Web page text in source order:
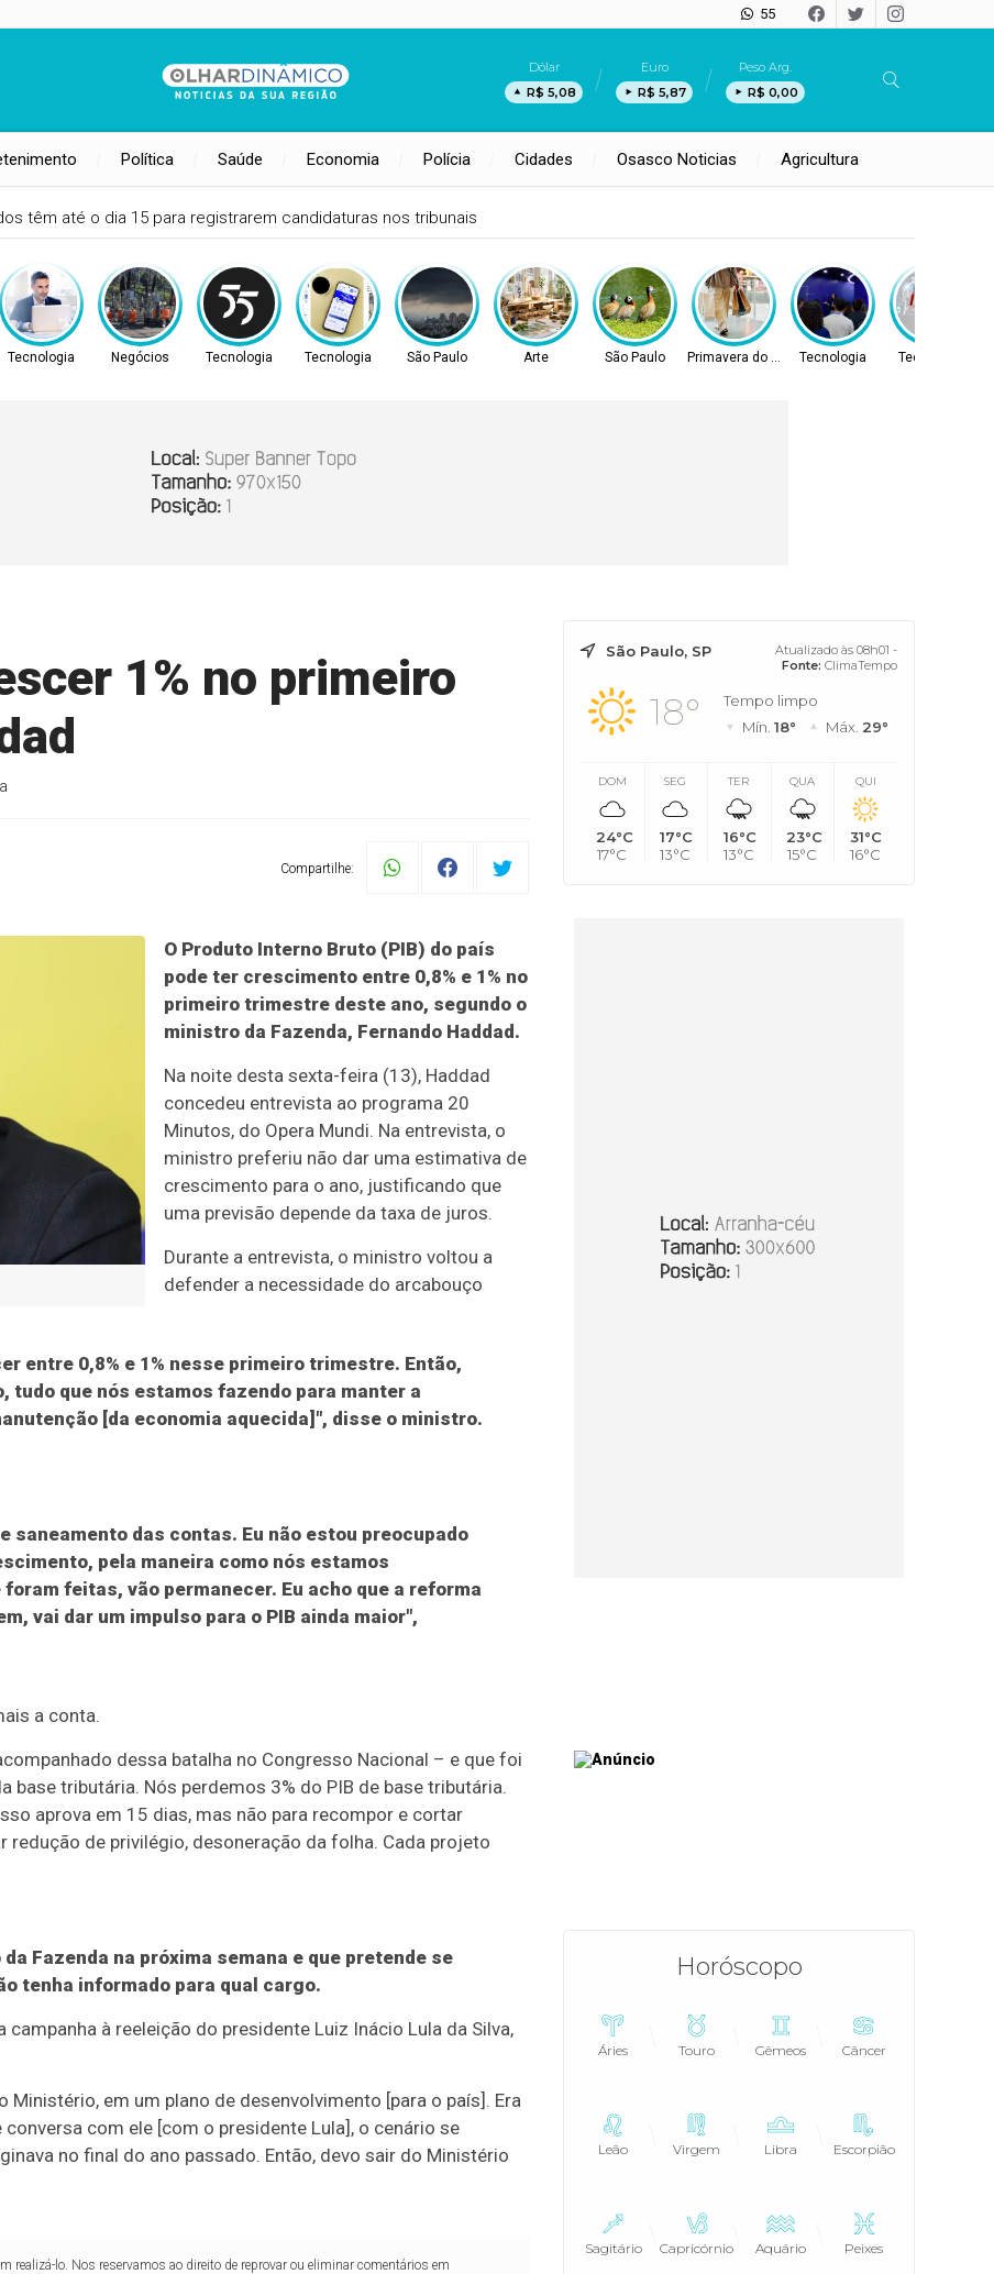
55
Dólar
R$ 5,08
Euro
R$ 5,87
Peso Arg.
R$ 0,00
Política Saúde Economia Polícia Cidades Osasco Noticias Agricultura
na Escola à Comunidade do Baixão nesta segunda, 10
Tecnologia Negócios Tecnologia Tecnologia São Paulo Arte São Paulo Primavera do LesteTecnologia Tecnologia
1% no primeiro
Compartilhe:
O Produto Interno Bruto (PIB) do país
pode ter crescimento entre 0,8% e 1% no
primeiro trimestre deste ano, segundo o
ministro da Fazenda, Fernando Haddad.
entre 0,8% e 1% nesse primeiro trimestre. Então,
tudo que nós estamos fazendo para manter a
[da economia aquecida]", disse o ministro.
Na noite desta sexta-feira (13), Haddad
concedeu entrevista ao programa 20
Minutos, do Opera Mundi. Na entrevista, o
ministro preferiu não dar uma estimativa de
crescimento para o ano, justificando que
uma previsão depende da taxa de juros.
saneamento das contas. Eu não estou preocupado
pela maneira como nós estamos
feitas, vão permanecer. Eu acho que a reforma
vai dar um impulso para o PIB ainda maior",
Durante a entrevista, o ministro voltou a
defender a necessidade do arcabouço
a conta.
dessa batalha no Congresso Nacional – e que foi
tributária. Nós perdemos 3% do PIB de base tributária.
aprova em 15 dias, mas não para recompor e cortar
redução de privilégio, desoneração da folha. Cada projeto
Fazenda na próxima semana e que pretende se
tenha informado para qual cargo.
à reeleição do presidente Luiz Inácio Lula da Silva,
Ministério, em um plano de desenvolvimento [para o país]. Era
com ele [com o presidente Lula], o cenário se
no final do ano passado. Então, devo sair do Ministério
realizá-lo. Nos reservamos ao direito de reprovar ou eliminar comentários em
São Paulo, SP
Atualizado às 08h01 -
Fonte: ClimaTempo
18°
Tempo limpo
Mín. 18° Máx. 29°
DOM
24°C
17°C
SEG
17°C
13°C
TER
16°C
13°C
QUA
23°C
15°C
QUI
31°C
16°C
Horóscopo
Áries Touro Gêmeos Câncer
Leão Virgem Libra Escorpião
Sagitário Capricórnio Aquário Peixes